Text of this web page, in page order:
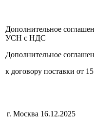
Дополнительное
УСН с НДС
Дополнительное
к договору поставки от
г. Москва 16.12.2025